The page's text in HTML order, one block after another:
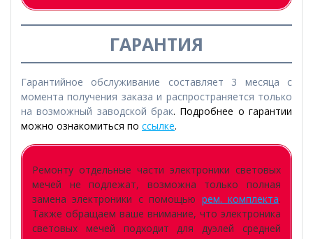
ГАРАНТИЯ
Гарантийное обслуживание составляет 3 месяца с
момента получения заказа и распространяется только
на возможный заводской брак. Подробнее о гарантии
можно ознакомиться по ссылке.
Ремонту отдельные части электроники световых
мечей не подлежат, возможна только полная
замена электроники с помощью рем. комплекта.
Также обращаем ваше внимание, что электроника
световых мечей подходит для дуэлей средней